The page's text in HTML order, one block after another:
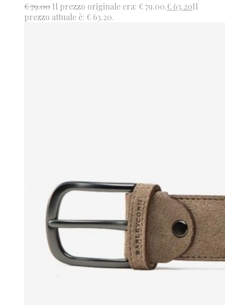
€79.00 Il prezzo originale era: € 79.00.€ 63.20Il
prezzo attuale è: € 63.20.